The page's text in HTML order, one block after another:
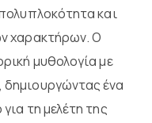
και
χαρακτήρων. Ο
μυθολογία με
ένα
τη μελέτη της